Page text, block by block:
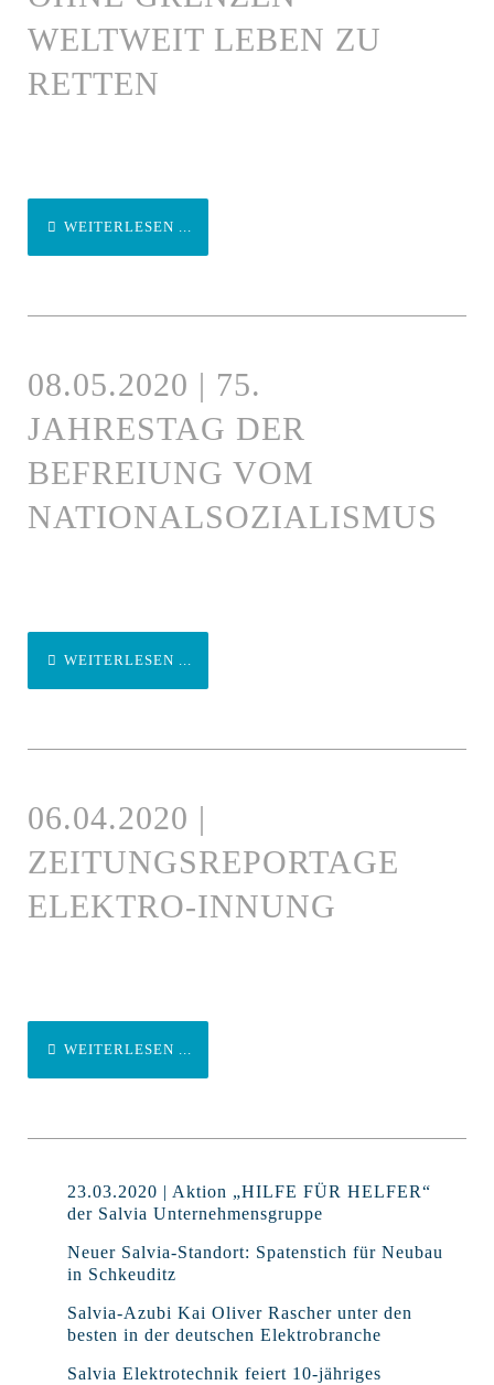
WELTWEIT LEBEN ZU
RETTEN
WEITERLESEN ...
08.05.2020 | 75.
JAHRESTAG DER
BEFREIUNG VOM
NATIONALSOZIALISMUS
WEITERLESEN ...
06.04.2020 |
ZEITUNGSREPORTAGE
ELEKTRO-INNUNG
WEITERLESEN ...
23.03.2020 | Aktion „HILFE FÜR HELFER“
der Salvia Unternehmensgruppe
Neuer Salvia-Standort: Spatenstich für Neubau
in Schkeuditz
Salvia-Azubi Kai Oliver Rascher unter den
besten in der deutschen Elektrobranche
Salvia Elektrotechnik feiert 10-jähriges